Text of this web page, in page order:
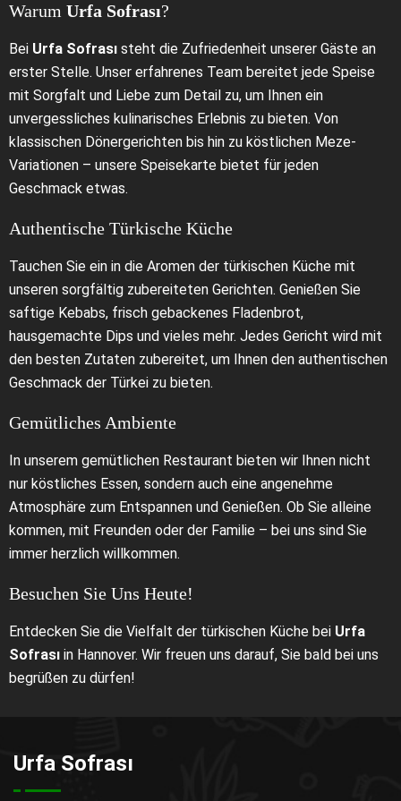
Warum Urfa Sofrası?
Bei Urfa Sofrası steht die Zufriedenheit unserer Gäste an
erster Stelle. Unser erfahrenes Team bereitet jede Speise
mit Sorgfalt und Liebe zum Detail zu, um Ihnen ein
unvergessliches kulinarisches Erlebnis zu bieten. Von
klassischen Dönergerichten bis hin zu köstlichen Meze-
Variationen – unsere Speisekarte bietet für jeden
Geschmack etwas.
Authentische Türkische Küche
Tauchen Sie ein in die Aromen der türkischen Küche mit
unseren sorgfältig zubereiteten Gerichten. Genießen Sie
saftige Kebabs, frisch gebackenes Fladenbrot,
hausgemachte Dips und vieles mehr. Jedes Gericht wird mit
den besten Zutaten zubereitet, um Ihnen den authentischen
Geschmack der Türkei zu bieten.
Gemütliches Ambiente
In unserem gemütlichen Restaurant bieten wir Ihnen nicht
nur köstliches Essen, sondern auch eine angenehme
Atmosphäre zum Entspannen und Genießen. Ob Sie alleine
kommen, mit Freunden oder der Familie – bei uns sind Sie
immer herzlich willkommen.
Besuchen Sie Uns Heute!
Entdecken Sie die Vielfalt der türkischen Küche bei Urfa
Sofrası in Hannover. Wir freuen uns darauf, Sie bald bei uns
begrüßen zu dürfen!
Urfa Sofrası